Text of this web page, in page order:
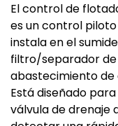
El control de
es un control
instala en el
filtro/separador
abastecimiento de
Está diseñado
válvula de drenaje